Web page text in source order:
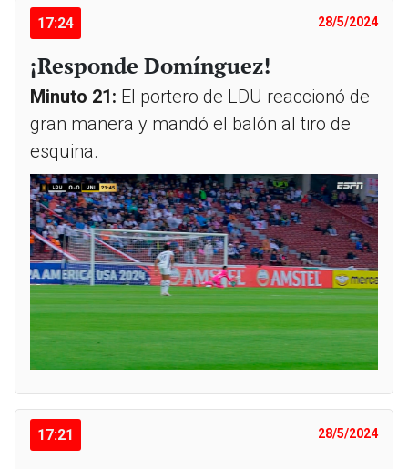
17:24 28/5/2024
¡Responde Domínguez!
Minuto 21: El portero de LDU reaccionó de
gran manera y mandó el balón al tiro de
esquina.
17:21 28/5/2024